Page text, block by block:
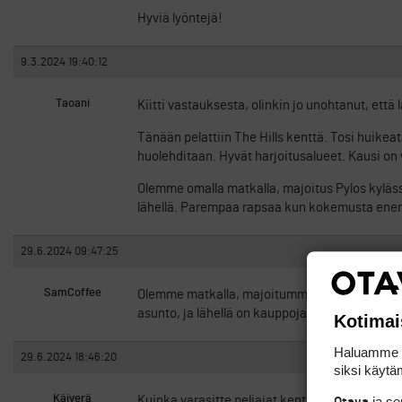
Hyviä lyöntejä!
9.3.2024 19:40:12
Taoani Kiitti vastauksesta, olinkin jo unohtanut, että
Tänään pelattiin The Hills kenttä. Tosi
huolehditaan. Hyvät harjoitusalueet. Kausi
Olemme omalla matkalla, majoitus Pylos
lähellä. Parempaa rapsaa kun kokemusta
29.6.2024 09:47:25
SamCoffee Olemme matkalla, majoitumme Pylosin
asunto, ja lähellä on kauppoja ja kylän
29.6.2024 18:46:20
Käiverä
Haluamme
siksi